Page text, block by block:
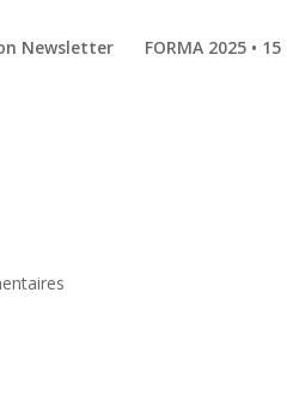
Newsletter FORMA 2025 •